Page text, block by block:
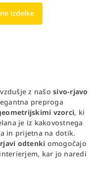
izdelke
z našo sivo-rjavo
preproga
vzorci, ki
je iz kakovostnega
in prijetna na dotik.
odtenki omogočajo
kar jo naredi